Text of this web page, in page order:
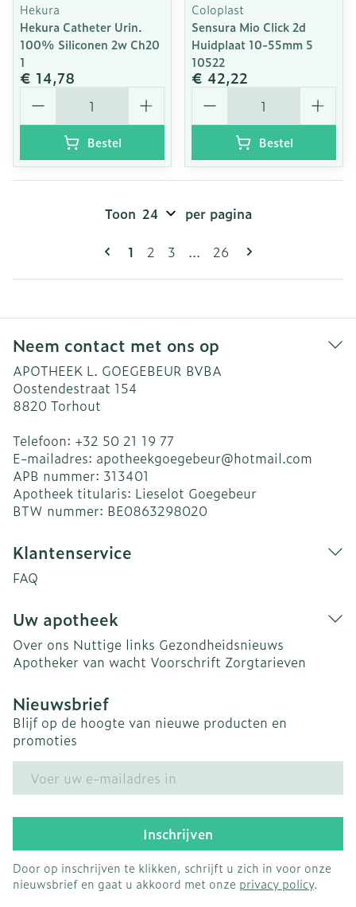
Hekura
Hekura Catheter Urin.
100% Siliconen 2w Ch20
1
€ 14,78
Aantal
Bestel
Coloplast
Sensura Mio Click 2d
Huidplaat 10-55mm 5
10522
€ 42,22
Aantal
Bestel
Pagina's
U lees momenteel pagina
1 Pagina
2 Pagina
3 ... Pagina
26
Toon per pagina
Neem contact met ons op
APOTHEEK L. GOEGEBEUR BVBA
Oostendestraat 154
8820 Torhout
Telefoon: +32 50 21 19 77
E-mailadres: apotheekgoegebeur@hotmail.com
APB nummer: 313401
Apotheek titularis: Lieselot Goegebeur
BTW nummer: BE0863298020
Klantenservice
FAQ
Uw apotheek
Over ons Nuttige links Gezondheidsnieuws
Apotheker van wacht Voorschrift Zorgtarieven
Nieuwsbrief
Blijf op de hoogte van nieuwe producten en
promoties
Inschrijven
Door op inschrijven te klikken, schrijft u zich in voor onze
nieuwsbrief en gaat u akkoord met onze privacy policy.